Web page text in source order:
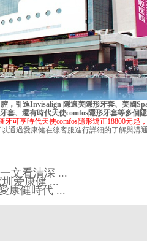
，引進Invisalign 隱適美隱形牙套、美國
套、還有時代天使comfos隱形牙套等多個
可享時代天使comfos隱形矯正18800元起
以通過愛康健在線客服進行詳細的了解與溝
文看清深 ...
爱康健 ...
康健時代 ...